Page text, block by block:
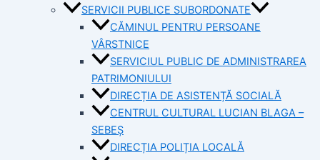
SERVICII PUBLICE SUBORDONATE
CĂMINUL PENTRU PERSOANE
VÂRSTNICE
SERVICIUL PUBLIC DE ADMINISTRAREA
PATRIMONIULUI
DIRECȚIA DE ASISTENȚĂ SOCIALĂ
CENTRUL CULTURAL LUCIAN BLAGA –
SEBEȘ
DIRECȚIA POLIȚIA LOCALĂ